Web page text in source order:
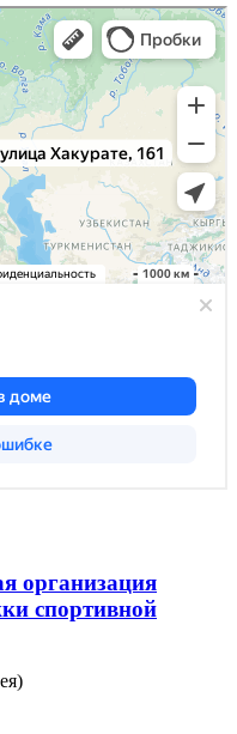
организация
спортивной